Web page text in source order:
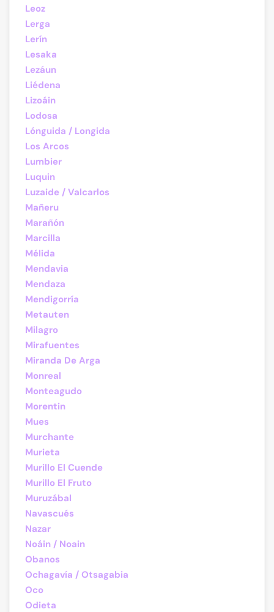
Leoz
Lerga
Lerín
Lesaka
Lezáun
Liédena
Lizoáin
Lodosa
Lónguida / Longida
Los Arcos
Lumbier
Luquin
Luzaide / Valcarlos
Mañeru
Marañón
Marcilla
Mélida
Mendavia
Mendaza
Mendigorría
Metauten
Milagro
Mirafuentes
Miranda De Arga
Monreal
Monteagudo
Morentin
Mues
Murchante
Murieta
Murillo El Cuende
Murillo El Fruto
Muruzábal
Navascués
Nazar
Noáin / Noain
Obanos
Ochagavía / Otsagabia
Oco
Odieta